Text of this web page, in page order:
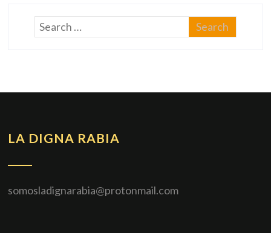
LA DIGNA RABIA
somosladignarabia@protonmail.com